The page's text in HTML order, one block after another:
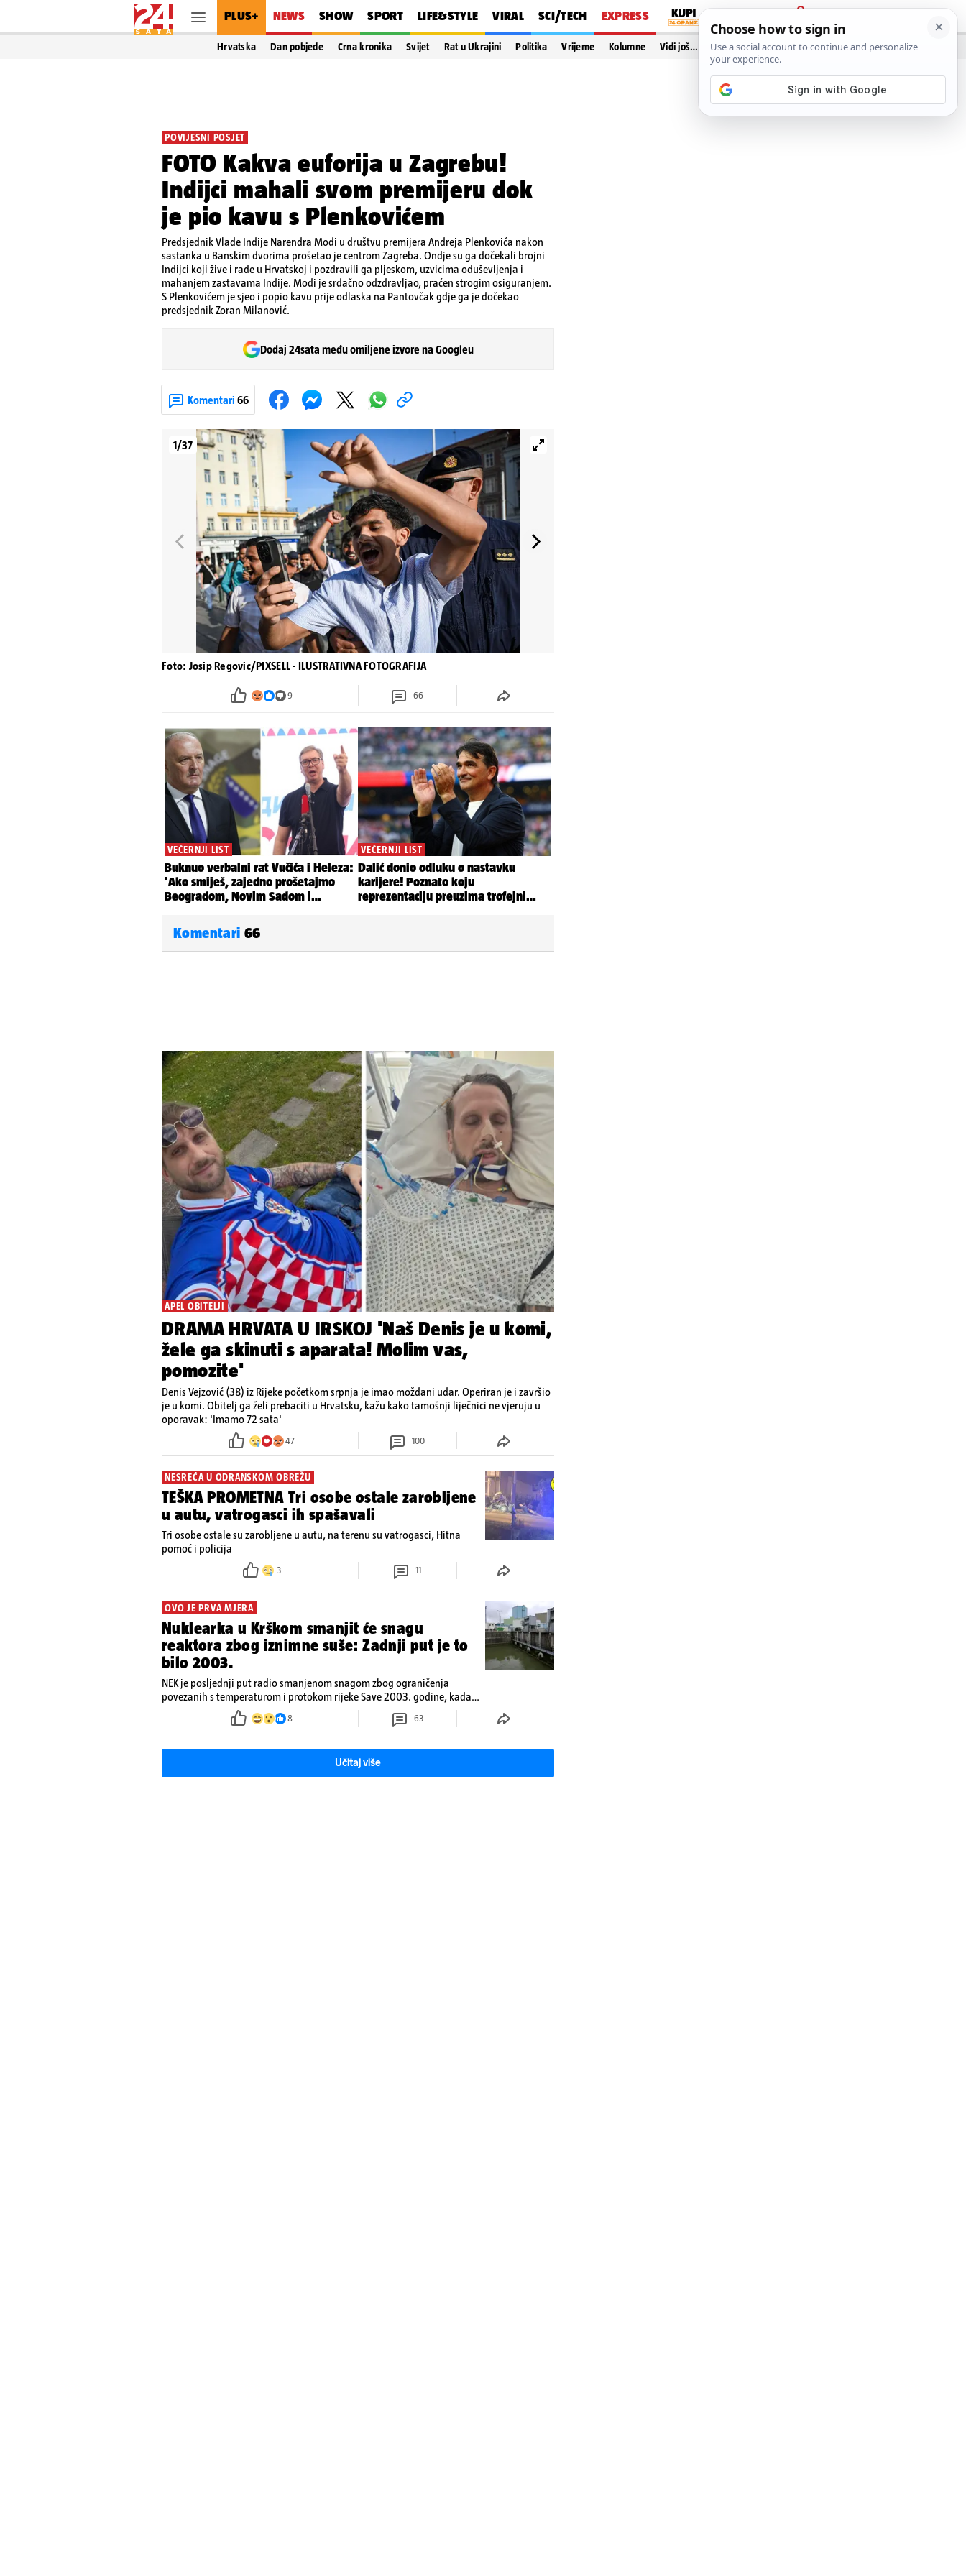
PLUS+ NEWS SHOW SPORT LIFE&STYLE VIRAL SCI/TECH EXPRESS
PRIJAVA
Hrvatska Dan pobjede Crna kronika Svijet Rat u Ukrajini Politika Vrijeme Kolumne Vidi još…
POVIJESNI POSJET
FOTO Kakva euforija u Zagrebu!
Indijci mahali svom premijeru dok
je pio kavu s Plenkovićem
Predsjednik Vlade Indije Narendra Modi u društvu premijera Andreja Plenkovića nakon
sastanka u Banskim dvorima prošetao je centrom Zagreba. Ondje su ga dočekali brojni
Indijci koji žive i rade u Hrvatskoj i pozdravili ga pljeskom, uzvicima oduševljenja i
mahanjem zastavama Indije. Modi je srdačno odzdravljao, praćen strogim osiguranjem.
S Plenkovićem je sjeo i popio kavu prije odlaska na Pantovčak gdje ga je dočekao
predsjednik Zoran Milanović.
Dodaj 24sata među omiljene izvore na Googleu
Komentari 66
1/37
Foto: Josip Regovic/PIXSELL - ILUSTRATIVNA FOTOGRAFIJA
9 66
Komentari 66
APEL OBITELJI
DRAMA HRVATA U IRSKOJ 'Naš Denis je u komi,
žele ga skinuti s aparata! Molim vas,
pomozite'
Denis Vejzović (38) iz Rijeke početkom srpnja je imao moždani udar. Operiran je i završio
je u komi. Obitelj ga želi prebaciti u Hrvatsku, kažu kako tamošnji liječnici ne vjeruju u
oporavak: 'Imamo 72 sata'
47 100
NESREĆA U ODRANSKOM OBREŽU
TEŠKA PROMETNA Tri osobe ostale zarobljene
u autu, vatrogasci ih spašavali
Tri osobe ostale su zarobljene u autu, na terenu su vatrogasci, Hitna
pomoć i policija
3 11
OVO JE PRVA MJERA
Nuklearka u Krškom smanjit će snagu
reaktora zbog iznimne suše: Zadnji put je to
bilo 2003.
NEK je posljednji put radio smanjenom snagom zbog ograničenja
povezanih s temperaturom i protokom rijeke Save 2003. godine, kada
je smanjenje snage bilo potrebno više od 90 dana.
8 63
Učitaj više